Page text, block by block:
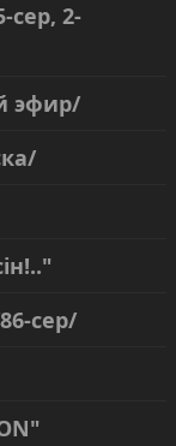
сер, 2-
эфир/
сер/